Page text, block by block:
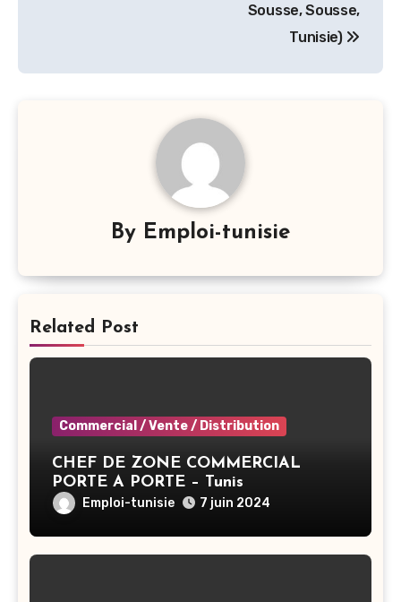
Sousse, Sousse,
Tunisie)
By Emploi-tunisie
Related Post
Commercial / Vente / Distribution
CHEF DE ZONE COMMERCIAL
PORTE A PORTE – Tunis
Emploi-tunisie 7 juin 2024